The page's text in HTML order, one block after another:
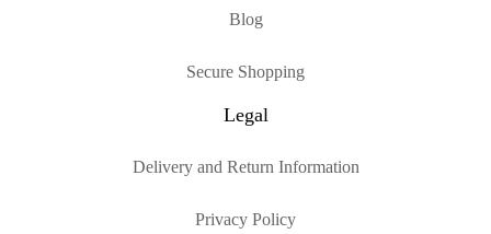
Blog
Secure Shopping
Legal
Delivery and Return Information
Privacy Policy